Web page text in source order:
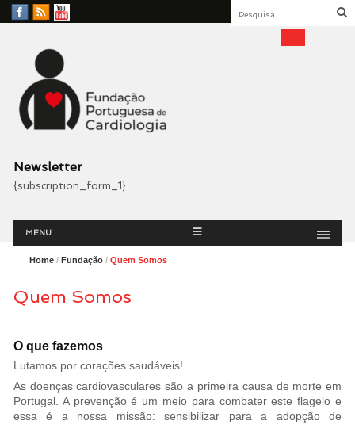
Facebook
RSS
YouTube
Fundação Portuguesa
Cardiologia
Newsletter
{subscription_form_1}
Menu
MENU
Home/ Fundação/ Quem Somos
Quem Somos
O que fazemos
Lutamos por corações saudáveis!
As doenças cardiovasculares são a primeira causa de morte em
Portugal. A prevenção é um meio para combater este flagelo e
essa é a nossa missão: sensibilizar para a adopção de